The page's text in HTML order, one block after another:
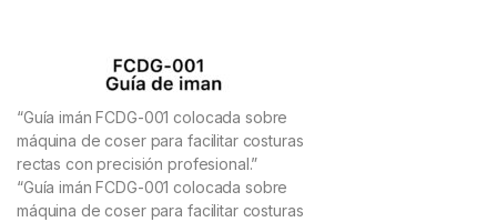
“Guía imán FCDG-001 colocada sobre
máquina de coser para facilitar costuras
rectas con precisión profesional.”
“Guía imán FCDG-001 colocada sobre
máquina de coser para facilitar costuras